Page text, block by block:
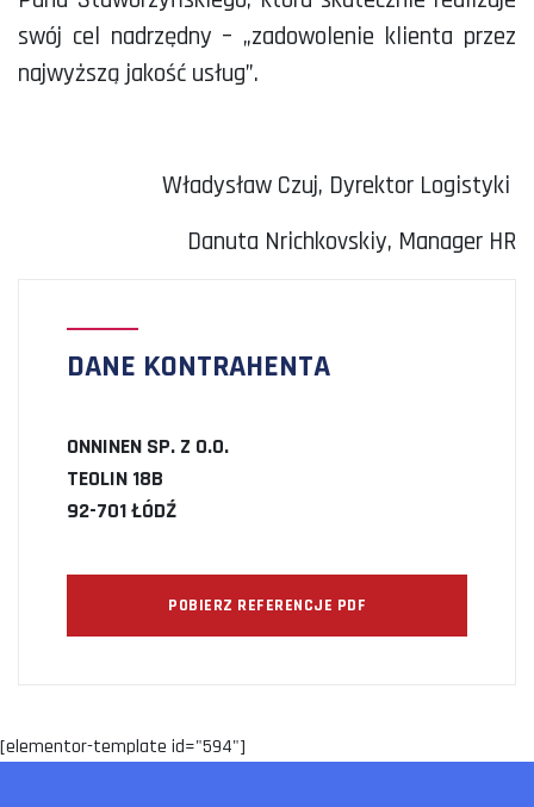
swój cel nadrzędny – „zadowolenie klienta przez
najwyższą jakość usług”.
Władysław Czuj, Dyrektor Logistyki
Danuta Nrichkovskiy, Manager HR
DANE KONTRAHENTA
ONNINEN SP. Z O.O.
TEOLIN 18B
92-701 ŁÓDŹ
POBIERZ REFERENCJE PDF
[elementor-template id="594"]